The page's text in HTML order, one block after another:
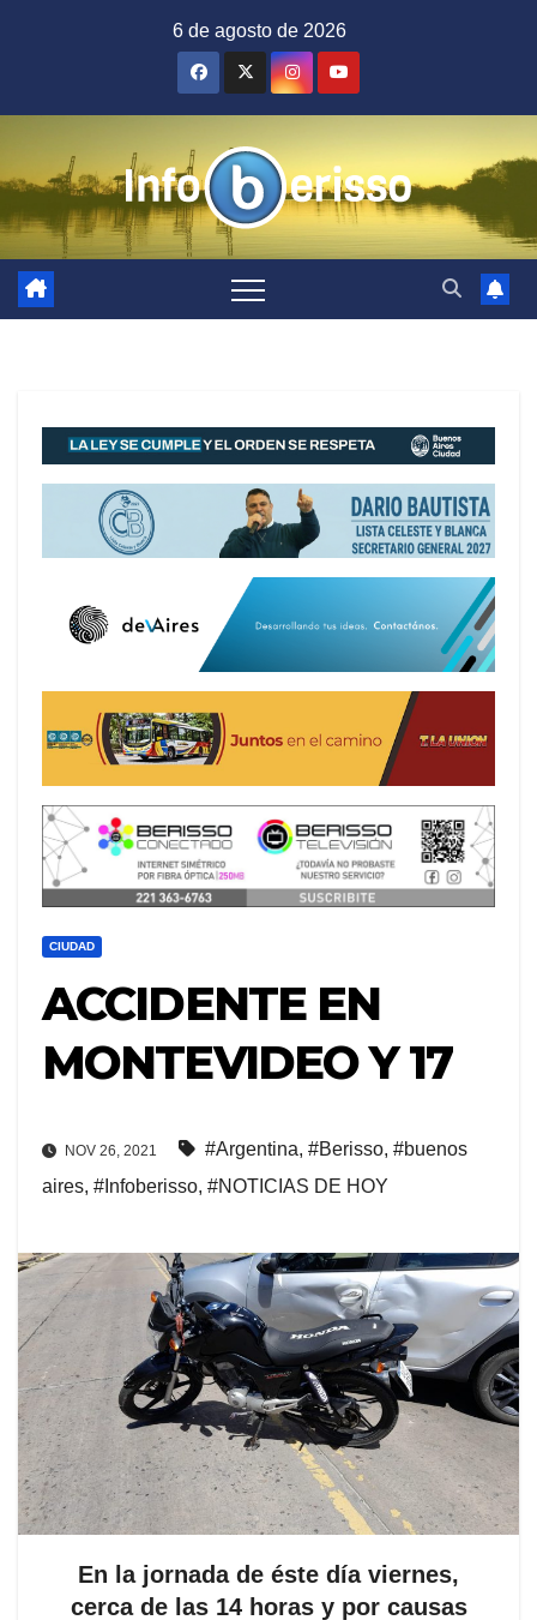
6 de agosto de 2026
CIUDAD
ACCIDENTE EN
MONTEVIDEO Y 17
NOV 26, 2021 #Argentina, #Berisso, #buenos
aires, #Infoberisso, #NOTICIAS DE HOY
En la jornada de éste día viernes,
cerca de las 14 horas y por causas